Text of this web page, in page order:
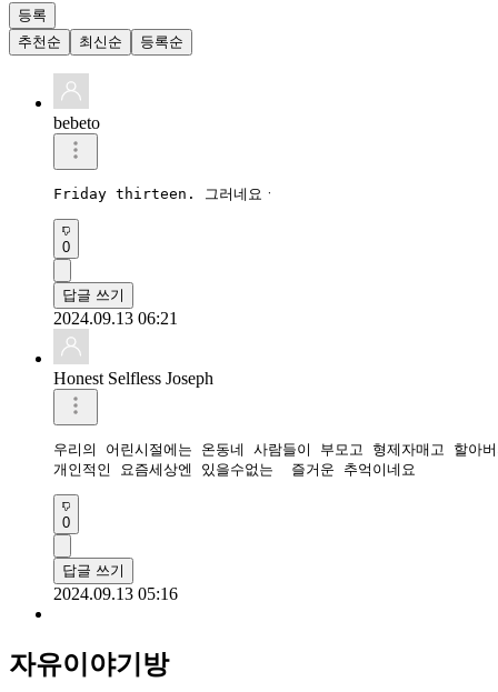
등록
추천순
최신순 등록순
bebeto
Friday thirteen. 그러네요ㆍ
0
답글 쓰기
2024.09.13 06:21
Honest Selfless Joseph
우리의 어린시절에는 온동네 사람들이 부모고 형제자매고 할
개인적인 요즘세상엔 있을수없는  즐거운 추억이네요
0
답글 쓰기
2024.09.13 05:16
자유이야기방